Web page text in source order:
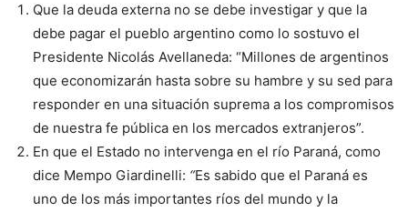
Que la deuda externa no se debe investigar y que la
debe pagar el pueblo argentino como lo sostuvo el
Presidente Nicolás Avellaneda: “Millones de argentinos
que economizarán hasta sobre su hambre y su sed para
responder en una situación suprema a los compromisos
de nuestra fe pública en los mercados extranjeros”.
En que el Estado no intervenga en el río Paraná, como
dice Mempo Giardinelli: “Es sabido que el Paraná es
uno de los más importantes ríos del mundo y la